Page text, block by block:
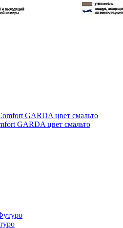
GARDA цвет смальто